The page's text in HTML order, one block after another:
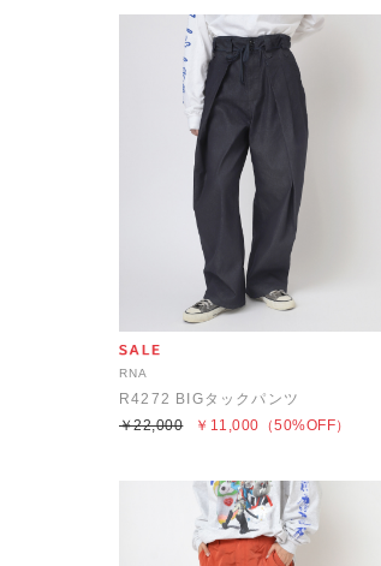
RNA
R4272 BIGタックパンツ
￥11,000
￥22,000 （50%OFF）